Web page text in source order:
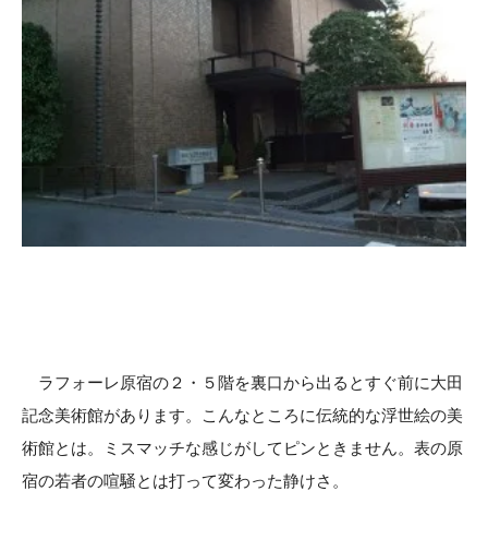
ラフォーレ原宿の２・５階を裏口から出るとすぐ前に大田
記念美術館があります。こんなところに伝統的な浮世絵の美
術館とは。ミスマッチな感じがしてピンときません。表の原
宿の若者の喧騒とは打って変わった静けさ。